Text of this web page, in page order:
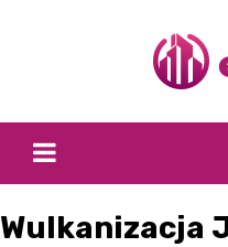
Wulkanizacja